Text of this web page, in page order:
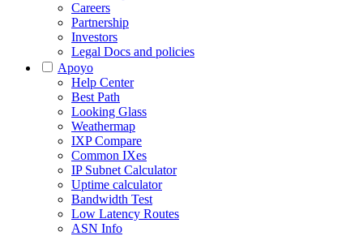
Careers
Partnership
Investors
Legal Docs and policies
Apoyo
Help Center
Best Path
Looking Glass
Weathermap
IXP Compare
Common IXes
IP Subnet Calculator
Uptime calculator
Bandwidth Test
Low Latency Routes
ASN Info